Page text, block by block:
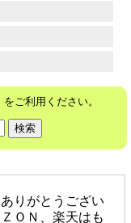
ご利用ください。
りがとうござい
ＯＮ、楽天はも